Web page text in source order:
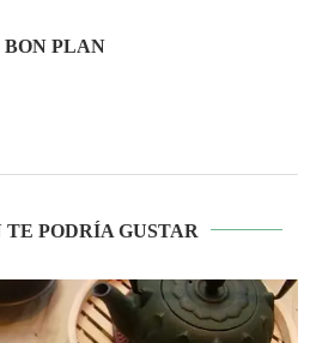
PLAN
PODRÍA GUSTAR